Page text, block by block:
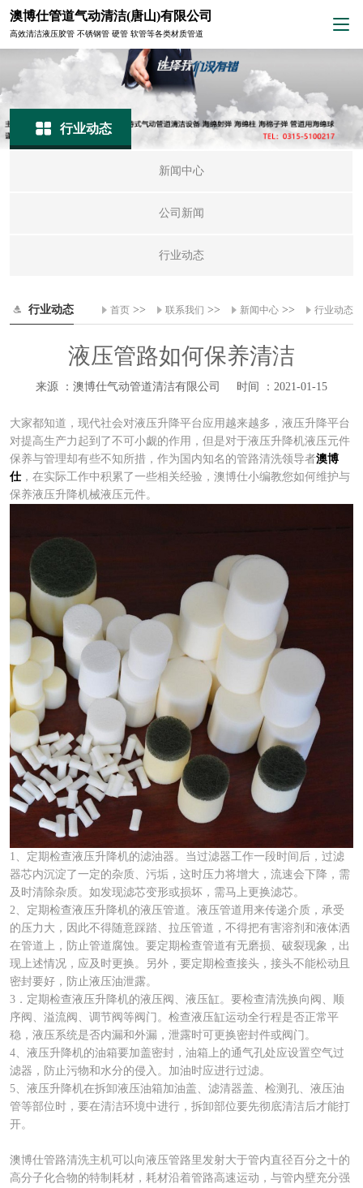
澳博仕管道气动清洁(唐山)有限公司
高效清洁液压胶管 不锈钢管 硬管 软管等各类材质管道
行业动态
新闻中心
公司新闻
行业动态
行业动态 首页 >> 联系我们 >> 新闻中心 >> 行业动态
液压管路如何保养清洁
来源 ：澳博仕气动管道清洁有限公司 时间 ：2021-01-15
大家都知道，现代社会对液压升降平台应用越来越多，液压升降平台
对提高生产力起到了不可小觑的作用，但是对于液压升降机液压元件
保养与管理却有些不知所措，作为国内知名的管路清洗领导者澳博
仕，在实际工作中积累了一些相关经验，澳博仕小编教您如何维护与
保养液压升降机械液压元件。
1、定期检查液压升降机的滤油器。当过滤器工作一段时间后，过滤
器芯内沉淀了一定的杂质、污垢，这时压力将增大，流速会下降，需
及时清除杂质。如发现滤芯变形或损坏，需马上更换滤芯。
2、定期检查液压升降机的液压管道。液压管道用来传递介质，承受
的压力大，因此不得随意踩踏、拉压管道，不得把有害溶剂和液体洒
在管道上，防止管道腐蚀。要定期检查管道有无磨损、破裂现象，出
现上述情况，应及时更换。另外，要定期检查接头，接头不能松动且
密封要好，防止液压油泄露。
3．定期检查液压升降机的液压阀、液压缸。要检查清洗换向阀、顺
序阀、溢流阀、调节阀等阀门。检查液压缸运动全行程是否正常平
稳，液压系统是否内漏和外漏，泄露时可更换密封件或阀门。
4、液压升降机的油箱要加盖密封，油箱上的通气孔处应设置空气过
滤器，防止污物和水分的侵入。加油时应进行过滤。
5、液压升降机在拆卸液压油箱加油盖、滤清器盖、检测孔、液压油
管等部位时，要在清洁环境中进行，拆卸部位要先彻底清洁后才能打
开。
澳博仕管路清洗主机可以向液压管路里发射大于管内直径百分之十的
高分子化合物的特制耗材，耗材沿着管路高速运动，与管内壁充分强